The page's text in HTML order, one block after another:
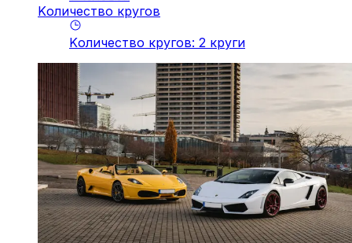
Kоличество кругов
Kоличество кругов: 2 круги